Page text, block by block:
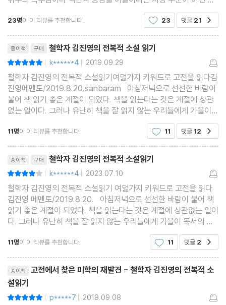
리가 지금까지 알고 있었던 작품에 대한 해설이나 평가를 완전히 뒤
엎는 전복적 수준에서의 해석과 비평을 접한
23명이 이 리뷰를 추천합니다. 23 댓글 21
종이책 구매 철학자 김진영의 전복적 소설 읽기
| k******4 | 2019.09.29
철학자 김진영의 전복적 소설읽기여덟가지 키워드로 고전을 읽다김
진영메멘토/2019.8.20.sanbaram 아침저녁으로 선선한 바람이
불어 책 읽기 좋은 계절이 되었다. 책을 읽는다는 것은 계절에 상관
없는 일이다. 그러나 유난히 책을 잘 읽지 않는 우리들에게 가을이
독서의 계절이라는 말은 자극을 주기 위한 말일 수도 있다. 같은 책
을 읽어도 독자에 따라 또는 나이에 따라 다르게 느
11명이 이 리뷰를 추천합니다. 11 댓글 12
종이책 구매 철학자 김진영의 전복적 소설읽기
| k******4 | 2023.07.10
철학자 김진영의 전복적 소설읽기 여덟가지 키워드로 고전을 읽다
김진영 메멘토/2019.8.20. 아침저녁으로 선선한 바람이 불어 책
읽기 좋은 계절이 되었다. 책을 읽는다는 것은 계절에 상관없는 일이
다. 그러나 유난히 책을 잘 읽지 않는 우리들에게 가을이 독서의 계
절이라는 말은 자극을 주기 위한 말일 수도 있다. 같은 책을 읽어도
독자에 따라 또는 나이에 따라 다르게 느
11명이 이 리뷰를 추천합니다. 11 댓글 2
종이책
고전에서 찾은 미학의 재발견 - 철학자 김진영의 전복적 소
설읽기
| p*****7 | 2019.09.08